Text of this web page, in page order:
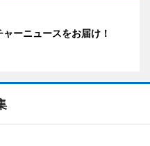
ーニュースをお届け！